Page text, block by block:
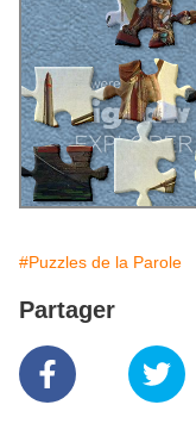
#Puzzles de la Parole
Partager